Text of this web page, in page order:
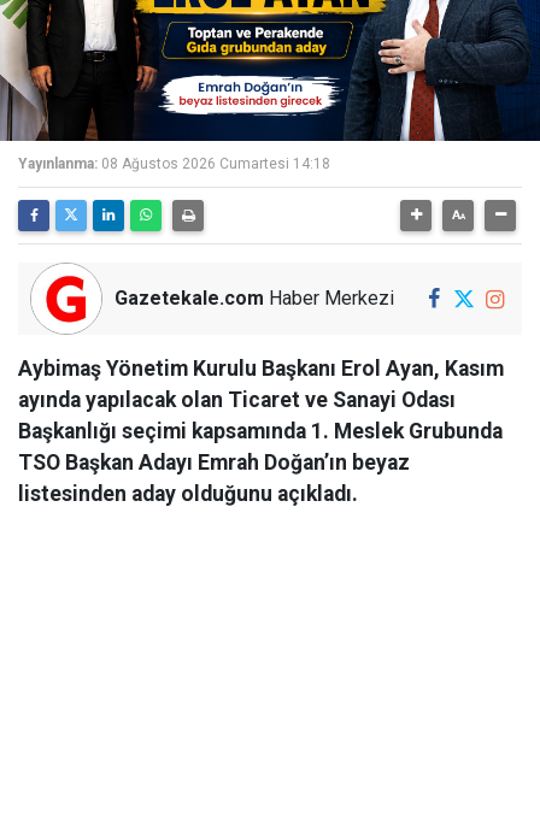
Yayınlanma: 08 Ağustos 2026 Cumartesi 14:18
Gazetekale.com Haber Merkezi
Aybimaş Yönetim Kurulu Başkanı Erol Ayan, Kasım
ayında yapılacak olan Ticaret ve Sanayi Odası
Başkanlığı seçimi kapsamında 1. Meslek Grubunda
TSO Başkan Adayı Emrah Doğan’ın beyaz
listesinden aday olduğunu açıkladı.